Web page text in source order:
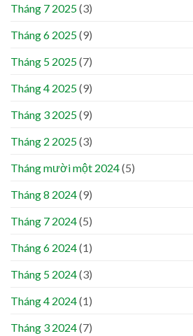
Tháng 7 2025(3)
Tháng 6 2025(9)
Tháng 5 2025(7)
Tháng 4 2025(9)
Tháng 3 2025(9)
Tháng 2 2025(3)
Tháng mười một 2024(5)
Tháng 8 2024(9)
Tháng 7 2024(5)
Tháng 6 2024(1)
Tháng 5 2024(3)
Tháng 4 2024(1)
Tháng 3 2024(7)